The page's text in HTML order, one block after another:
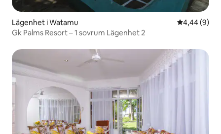
Lägenhet i Watamu 4,44 av 5 i
4,44 (9)
Gk Palms Resort – 1 sovrum Lägenhet 2